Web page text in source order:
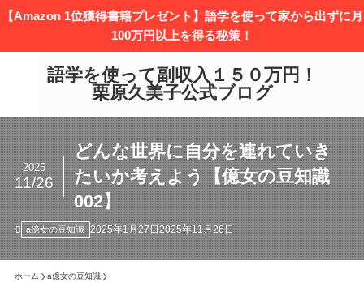
【Amazon 1位獲得書籍プレゼント】語学を使って家から出ずに月
100万円以上を得る秘策！
語学を使って副収入１５０万円！
栗原久美子公式ブログ
どんな世界に自分を連れていき
たいか考えよう【億女の豆知識
002】
2025
11/26
a億女の豆知識 2025年1月27日2025年11月26日
ホーム a億女の豆知識